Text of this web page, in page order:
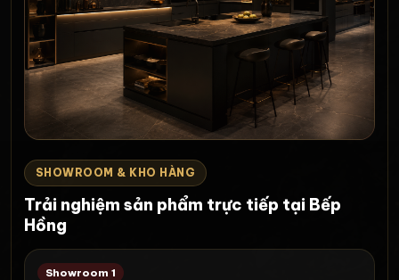
SHOWROOM & KHO HÀNG
Trải nghiệm sản phẩm trực tiếp tại Bếp
Hồng
Showroom 1